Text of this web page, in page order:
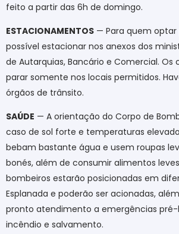
feito a partir das 6h de domingo.
ESTACIONAMENTOS — Para quem optar
possível estacionar nos anexos dos
de Autarquias, Bancário e Comercial.
parar somente nos locais permitidos.
órgãos de trânsito.
SAÚDE — A orientação do Corpo de
caso de sol forte e temperaturas
bebam bastante água e usem roupas
bonés, além de consumir alimentos
bombeiros estarão posicionadas em
Esplanada e poderão ser acionadas,
pronto atendimento a emergências pré-
incêndio e salvamento.